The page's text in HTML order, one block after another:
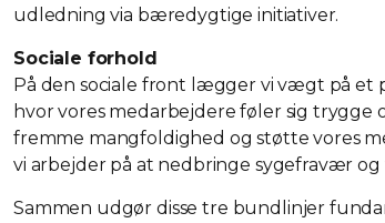
udledning via bæredygtige initiativer.
Sociale forhold
På den sociale front lægger vi vægt på et
hvor vores medarbejdere føler sig
fremme mangfoldighed og støtte vores
vi arbejder på at nedbringe sygefravær
Sammen udgør disse tre bundlinjer